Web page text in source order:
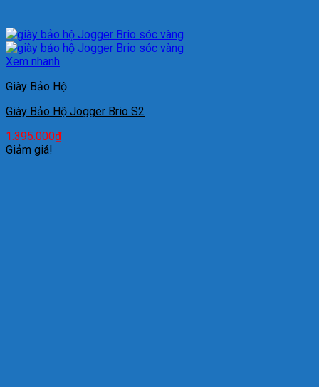
Xem nhanh
Giày Bảo Hộ
Giày Bảo Hộ Jogger Brio S2
1.395.000₫
Giảm giá!